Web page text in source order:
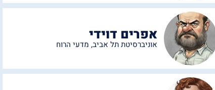
אפרים דוידי
אוניברסיטת תל אביב, מדעי הרוח